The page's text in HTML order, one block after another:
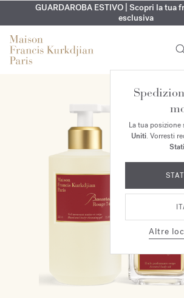
ESCLUSIVO | Scopri la nuova fragranza
tuo ordine*
INCISIONE GRATUITA | Su tutte le
corpo fino al 9 agosto
GUARDAROBA ESTIVO | Scopri la tua
esclusiva
La tua posizione
Uniti. Vorresti
Altre